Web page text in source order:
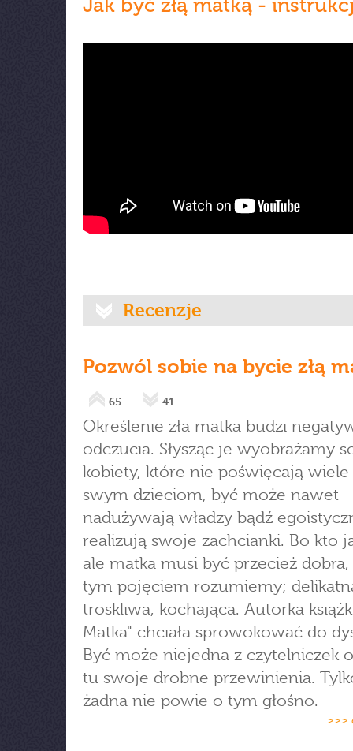
Jak być złą matką -
Recenzje
Pozwól sobie na bycie złą
65 41
Określenie zła matka budzi
odczucia. Słysząc je wyobrażamy
kobiety, które nie poświęcają
swym dzieciom, być może nawet
nadużywają władzy bądź
realizują swoje zachcianki. Bo kto
ale matka musi być przecież
tym pojęciem rozumiemy;
troskliwa, kochająca. Autorka książki
Matka" chciała sprowokować do
Być może niejedna z czytelniczek
tu swoje drobne przewinienia.
żadna nie powie o tym głośno.
>>>